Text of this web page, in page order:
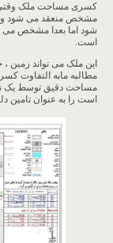
کسری مساحت ملک
مشخص منعقد می شود و
شود اما بعدا مشخص می
است.
این ملک می تواند زمین
مطالبه مابه التفاوت
مساحت دقیق توسط یک
است را به عنوان تامین